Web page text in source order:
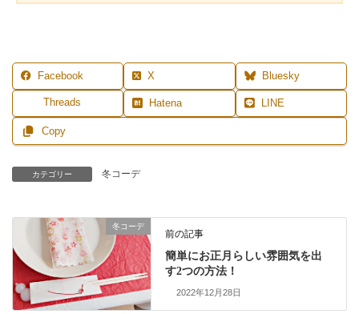
Facebook X Bluesky
Threads Hatena LINE
Copy
カテゴリー 冬コーデ
冬コーデ
前の記事
簡単にお正月らしい雰囲気を出
す2つの方法！
2022年12月28日